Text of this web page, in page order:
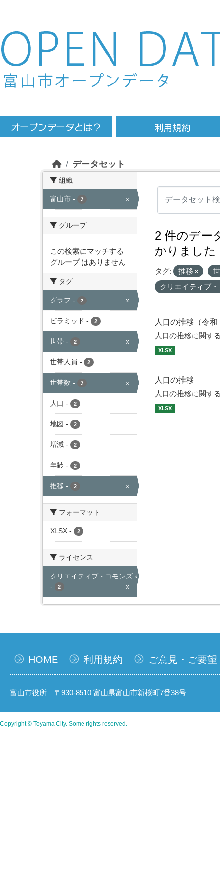
Skip to main content
データセット
組織
富山市 - 2 x
グループ
この検索にマッチする
グループ はありません
タグ
グラフ - 2 x
ピラミッド - 2
世帯 - 2 x
世帯人員 - 2
世帯数 - 2 x
人口 - 2
地図 - 2
増減 - 2
年齢 - 2
推移 - 2 x
フォーマット
XLSX - 2
ライセンス
クリエイティブ・コモンズ 表示
-
2 x
2 件のデー
かりました
タグ: 推移
クリエイティブ
人口の推移（令和
人口の推移に関す
XLSX
人口の推移
人口の推移に関す
XLSX
HOME 利用規約 ご意見・ご要望
富山市役所 〒930-8510 富山県富山市新桜町7番38号
Copyright © Toyama City. Some rights reserved.